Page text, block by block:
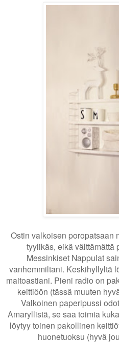
Ostin valkoisen poropatsaan
tyylikäs, eikä välttämättä
Messinkiset Nappulat
vanhemmiltani. Keskihyllyltä
maitoastiani. Pieni radio on
keittiöön (tässä muuten
Valkoinen paperipussi
Amaryllistä, se saa toimia
löytyy toinen pakollinen
huonetuoksu (hyvä